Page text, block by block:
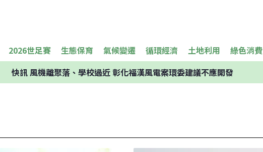
2026世足賽 生態保育 氣候變遷 循環經濟 土地利用 綠色消費
快訊風機離聚落、學校過近 彰化福漢風電案環委建議不應開發